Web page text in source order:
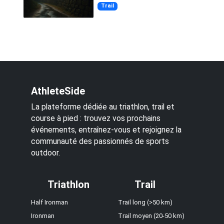
Trail
AthleteSide
La plateforme dédiée au triathlon, trail et
course à pied : trouvez vos prochains
événements, entraînez-vous et rejoignez la
communauté des passionnés de sports
outdoor.
Triathlon
Half Ironman
Ironman
Trail
Trail long (>50 km)
Trail moyen (20-50 km)